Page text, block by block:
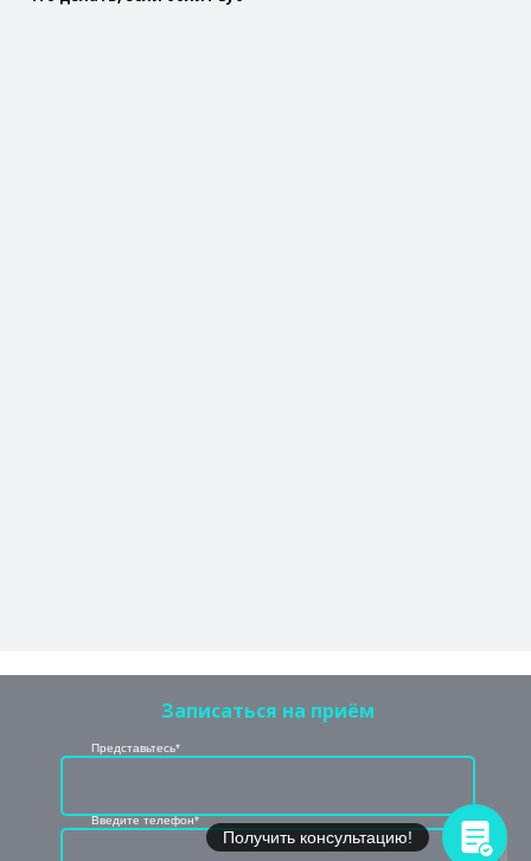
Записаться на приём
Представьтесь*
Введите телефон*
Получить консультацию!